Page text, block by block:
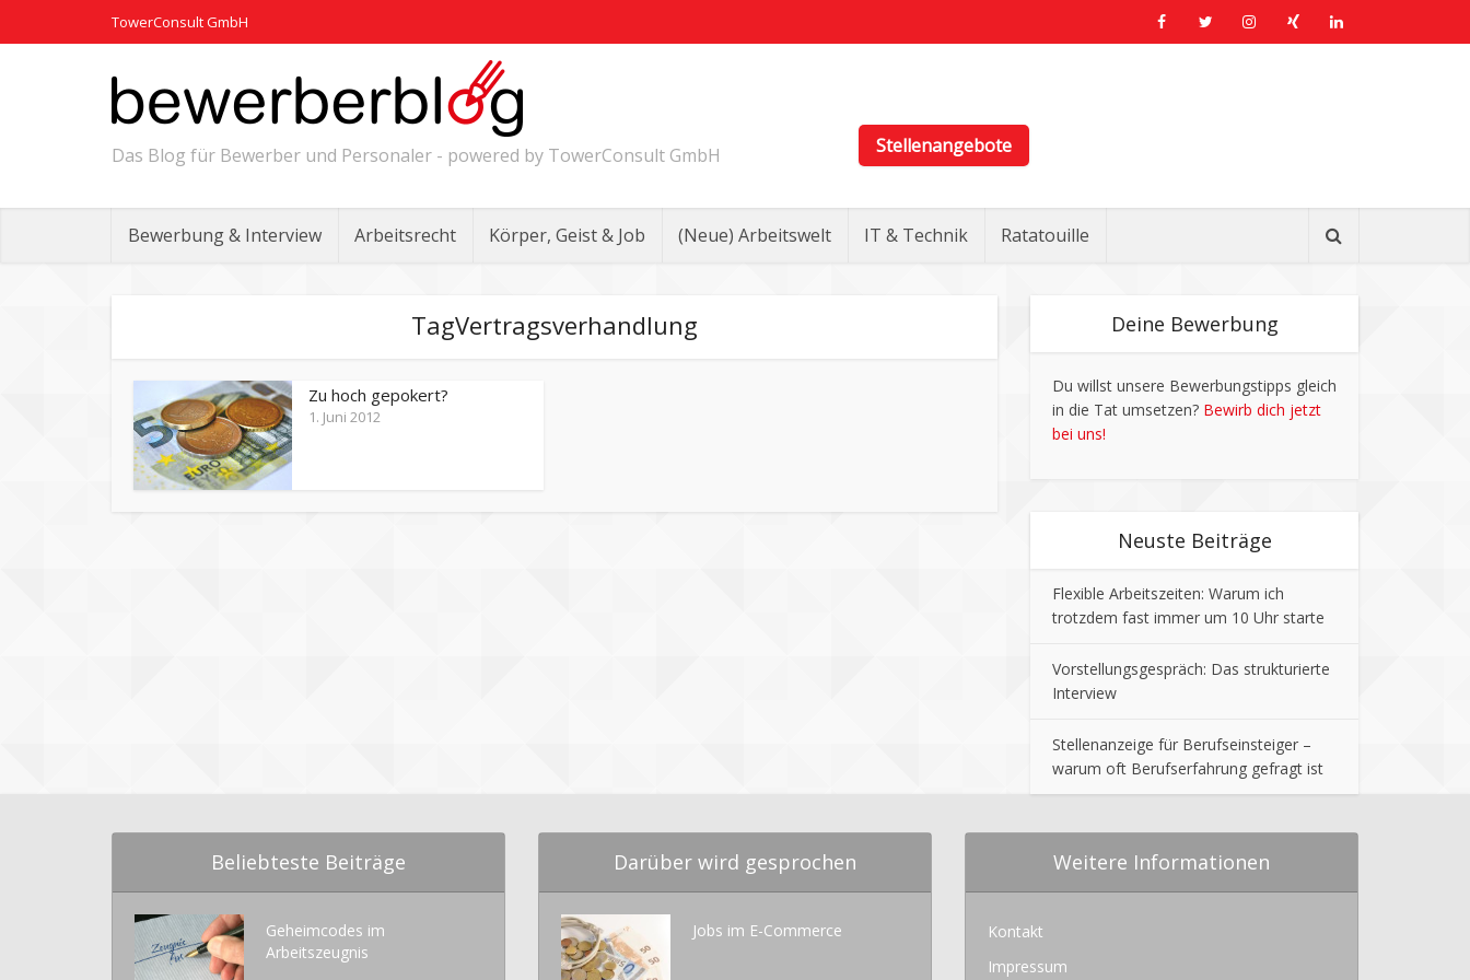
TowerConsult GmbH
Das Blog für Bewerber und Personaler - powered by TowerConsult GmbH
Bewerbung & Interview Arbeitsrecht Körper, Geist & Job (Neue) Arbeitswelt IT & Technik Ratatouille
Stellenangebote
TagVertragsverhandlung
Zu hoch gepokert?
1. Juni 2012
Deine Bewerbung
Du willst unsere Bewerbungstipps gleich
in die Tat umsetzen? Bewirb dich jetzt
bei uns!
Neuste Beiträge
Flexible Arbeitszeiten: Warum ich
trotzdem fast immer um 10 Uhr starte
Vorstellungsgespräch: Das strukturierte
Interview
Stellenanzeige für Berufseinsteiger –
warum oft Berufserfahrung gefragt ist
Beliebteste Beiträge
Geheimcodes im
Arbeitszeugnis
Darüber wird gesprochen
Jobs im E-Commerce
Weitere Informationen
Kontakt
Impressum